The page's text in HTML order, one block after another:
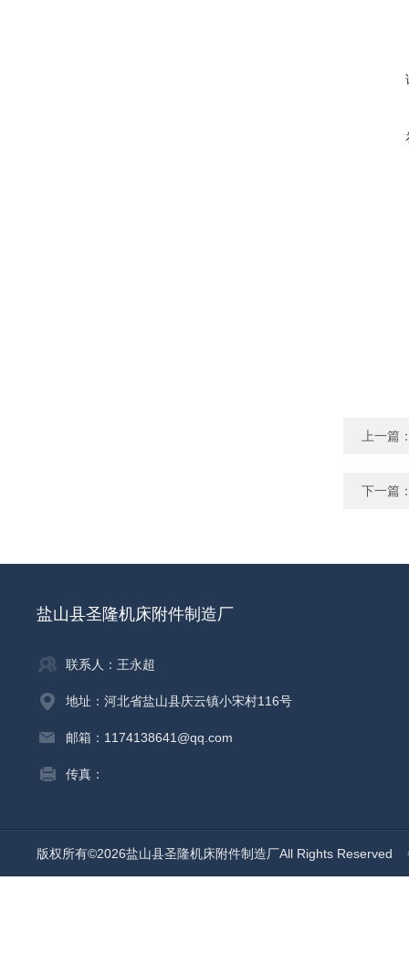
上一篇
下一篇
盐山县圣隆机床附件制造厂
联系人：王永超
地址：河北省盐山县庆云镇小宋村116号
邮箱：1174138641@qq.com
传真：
版权所有©2026盐山县圣隆机床附件制造厂All Rights Reserved